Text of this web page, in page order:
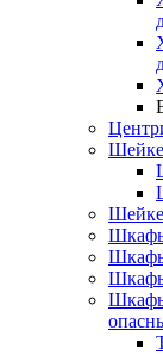
Шкафы
Шкафы